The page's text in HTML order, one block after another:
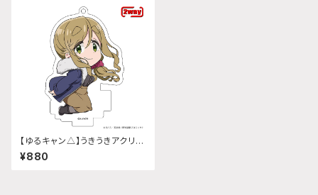
【ゆるキャン△】うきうきアクリル
キーホルダー(『SEASON3』犬
山 あおい)2wayタイプ
¥880